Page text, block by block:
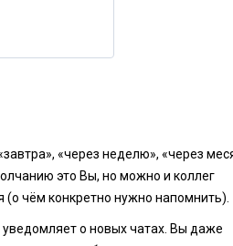
«через неделю», «через
это Вы, но можно и коллег
чём конкретно нужно напомнить).
о новых чатах. Вы даже